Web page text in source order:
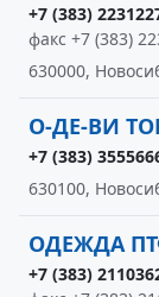
+7 (383)
факс +7 (383)
630000,
О-ДЕ-ВИ
+7 (383)
630100,
ОДЕЖДА
+7 (383)